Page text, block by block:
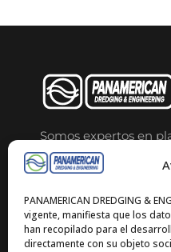
PANAMERICAN DREDGING &
vigente, manifiesta que los
han recopilado para el
directamente con su objeto
Somos expertos en
dirección, ejecución y
ingeniería, obras
relieve de superficies